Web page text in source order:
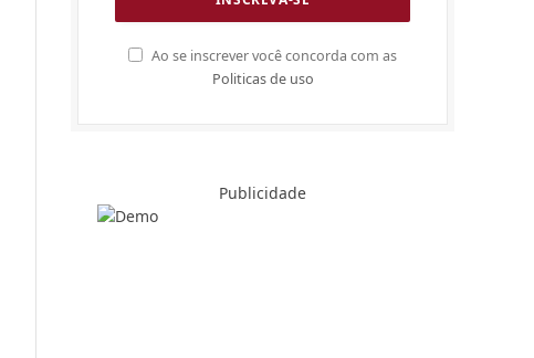
Ao se inscrever você concorda com as
Politicas de uso
Publicidade